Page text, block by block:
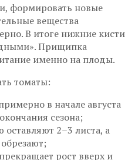
формировать новые
вещества
В итоге нижние кисти
Прищипка
именно на плоды.
томаты:
в начале августа
сезона;
2–3 листа, а
рост вверх и